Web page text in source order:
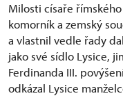
Milosti císaře
komorník a zemský
a vlastnil vedle řady
jako své sídlo Lysice,
Ferdinanda III.
odkázal Lysice